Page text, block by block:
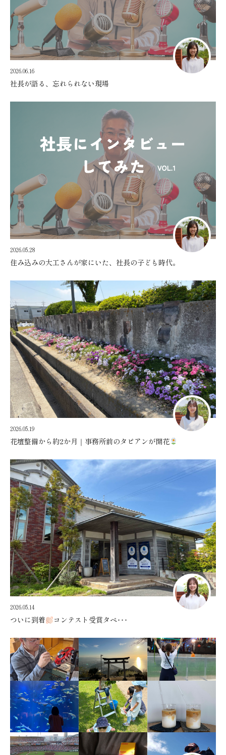
2026.06.16
社長が語る、忘れられない現場
2026.05.28
住み込みの大工さんが家にいた、社長の子ども時代。
2026.05.19
花壇整備から約2か月｜事務所前のタピアンが開花
2026.05.14
ついに到着 コンテスト受賞タペ･･･